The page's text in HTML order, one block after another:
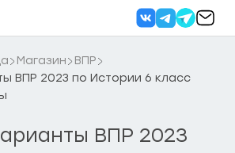
Магазин
ВПР
ВПР 2023 по Истории 6 класс
ВПР 2023